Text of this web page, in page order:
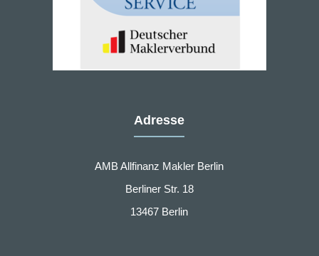
Adresse
AMB Allfinanz Makler Berlin
Berliner Str. 18
13467 Berlin